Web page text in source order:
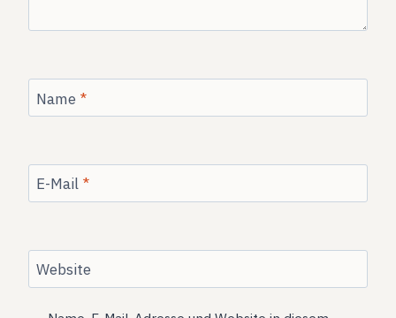
Name *
E-Mail *
Website